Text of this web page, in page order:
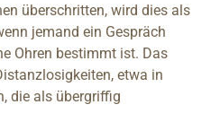
überschritten, wird dies als
jemand ein Gespräch
Ohren bestimmt ist. Das
etwa in
die als übergriffig